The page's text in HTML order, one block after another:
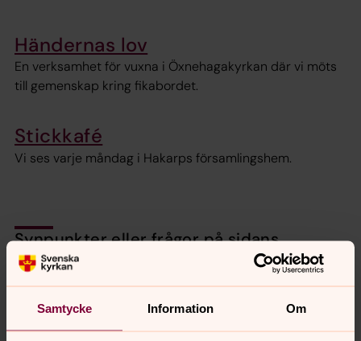
Samtycke Information Om
Händernas lov
En verksamhet för vuxna i Öxnehagakyrkan där vi möts
till gemenskap kring fikabordet.
Stickkafé
Vi ses varje måndag i Hakarps församlingshem.
Synpunkter eller frågor på sidans
innehåll?
huskvarna.pastorat@svenskakyrkan.se
Dela